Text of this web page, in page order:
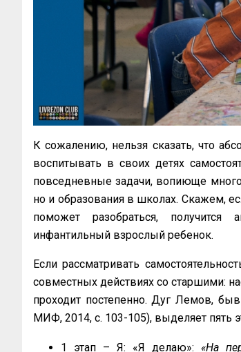
К сожалению, нельзя сказать, что
воспитывать в своих детях
повседневные задачи, вопиюще
но и образования в школах. Скажем,
поможет разобраться, получится
инфантильный взрослый ребенок.
Если рассматривать
совместных действиях со старшими:
проходит постепенно. Дуг Лемов,
МИФ, 2014, с. 103-105), выделяет пять
1 этап – Я: «Я делаю»: «На